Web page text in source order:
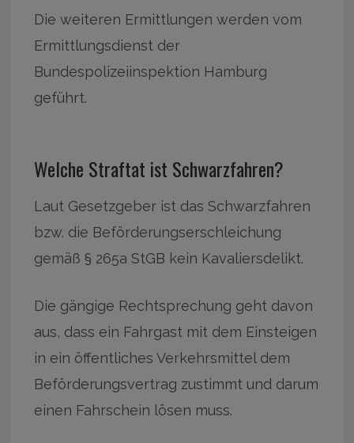
Die weiteren Ermittlungen werden vom
Ermittlungsdienst der
Bundespolizeiinspektion Hamburg
geführt.
Welche Straftat ist Schwarzfahren?
Laut Gesetzgeber ist das Schwarzfahren
bzw. die Beförderungserschleichung
gemäß § 265a StGB kein Kavaliersdelikt.
Die gängige Rechtsprechung geht davon
aus, dass ein Fahrgast mit dem Einsteigen
in ein öffentliches Verkehrsmittel dem
Beförderungsvertrag zustimmt und darum
einen Fahrschein lösen muss.